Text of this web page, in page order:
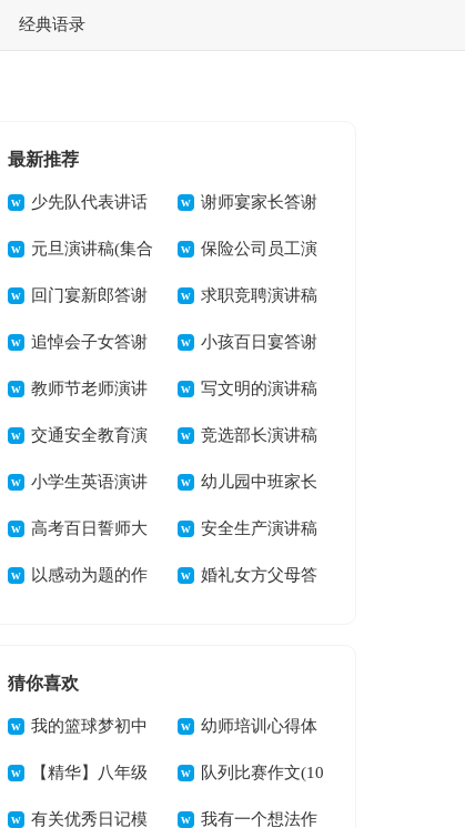
经典语录
最新推荐
少先队代表讲话
稿
谢师宴家长答谢
词 15篇
元旦演讲稿(集合
15篇)
保险公司员工演
讲稿精选15篇
回门宴新郎答谢
词(汇编15篇)
求职竞聘演讲稿
追悼会子女答谢
词
小孩百日宴答谢
词(9篇)
教师节老师演讲
稿(15篇)
写文明的演讲稿
交通安全教育演
讲稿
竞选部长演讲稿
集锦15篇
小学生英语演讲
稿15篇
幼儿园中班家长
会讲话稿
高考百日誓师大
会发言稿15篇
安全生产演讲稿
15篇
以感动为题的作 婚礼女方父母答
猜你喜欢
我的篮球梦初中
作文
幼师培训心得体
会(15篇)
【精华】八年级
语文说课稿3篇
队列比赛作文(10
篇)
有关优秀日记模 我有一个想法作